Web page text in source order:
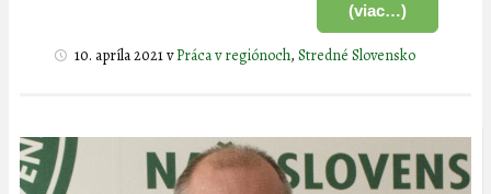
(viac…)
10. apríla 2021vPráca v regiónoch, Stredné Slovensko